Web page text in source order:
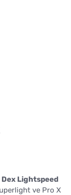
Lightspeed
ve Pro X